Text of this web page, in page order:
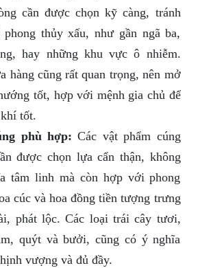
cần được chọn kỹ càng, tránh
thủy xấu, như gần ngã ba,
hay những khu vực ô nhiễm.
hàng cũng rất quan trọng, nên mở
tốt, hợp với mệnh gia chủ để
tốt.
phù hợp: Các vật phẩm cúng
được chọn lựa cẩn thận, không
tâm linh mà còn hợp với phong
cúc và hoa đồng tiền tượng trưng
phát lộc. Các loại trái cây tươi,
quýt và bưởi, cũng có ý nghĩa
vượng và đủ đầy.